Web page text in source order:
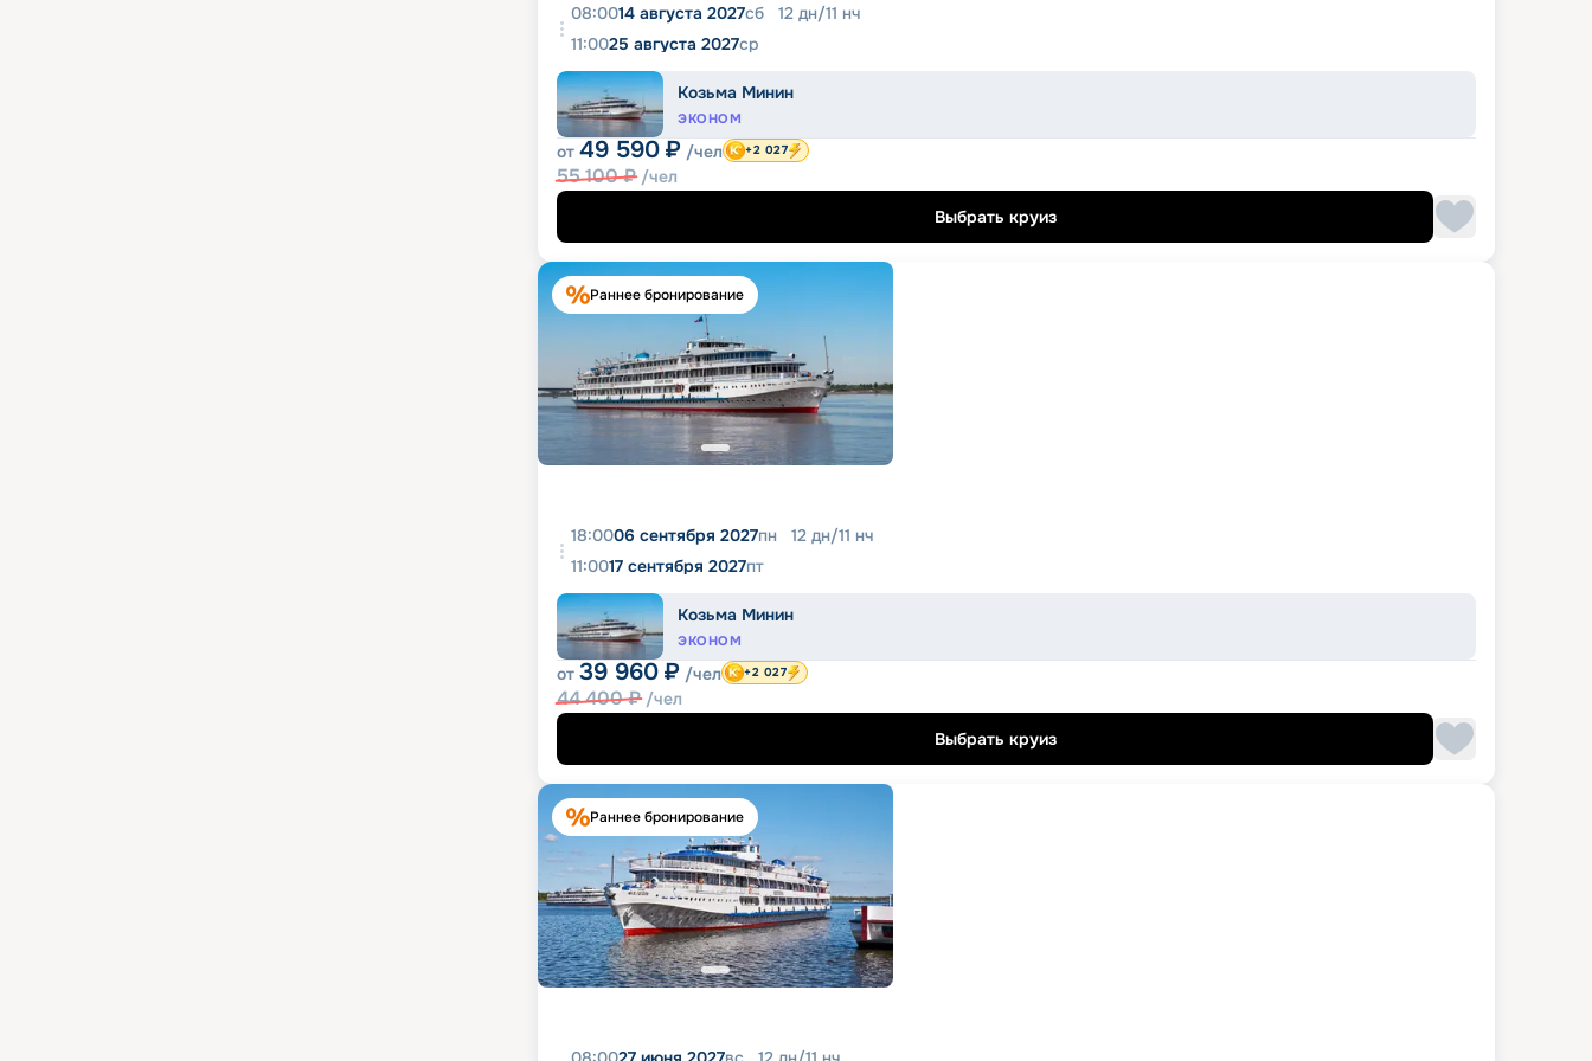
08:0014 августа 2027сб 12 дн/11 нч
11:0025 августа 2027ср
Козьма Минин
ЭКОНОМ
от 49 590 ₽ /чел
55 100₽ /чел
+2 027
Выбрать круиз
Раннее бронирование
18:0006 сентября 2027пн 12 дн/11 нч
11:0017 сентября 2027пт
Козьма Минин
ЭКОНОМ
от 39 960 ₽ /чел
44 400₽ /чел
+2 027
Выбрать круиз
Раннее бронирование